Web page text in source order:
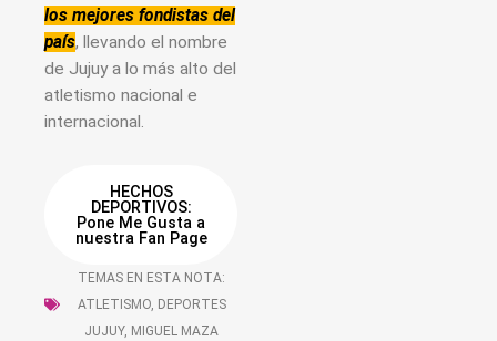
los mejores fondistas del
país, llevando el nombre
de Jujuy a lo más alto del
atletismo nacional e
internacional.
HECHOS
DEPORTIVOS:
Pone Me Gusta a
nuestra Fan Page
TEMAS EN ESTA NOTA:
ATLETISMO, DEPORTES
JUJUY, MIGUEL MAZA